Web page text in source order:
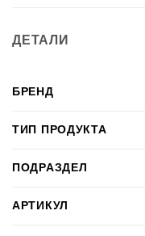
ДЕТАЛИ
БРЕНД
ТИП ПРОДУКТА
ПОДРАЗДЕЛ
АРТИКУЛ